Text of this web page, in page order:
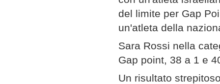
del limite per Gap
un'atleta della
Sara Rossi nella
Gap point, 38 a 1 e
Un risultato